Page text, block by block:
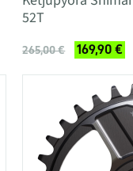
52T
265,00 € 169,90 €